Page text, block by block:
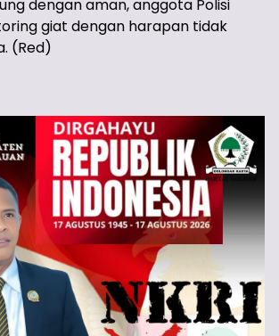
dengan aman, anggota Polisi
giat dengan harapan tidak
(Red)